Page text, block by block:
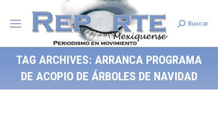
Search:
Buscar
TAG ARCHIVES: ARRANCA PROGRAMA
DE ACOPIO DE ÁRBOLES DE NAVIDAD